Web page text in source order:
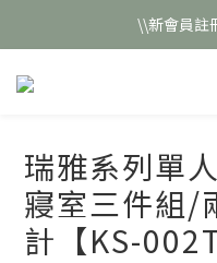
\\新會員註
\\新會員註
LINE好友招募\\
瑞雅系列單
寢室三件組/
計【KS-